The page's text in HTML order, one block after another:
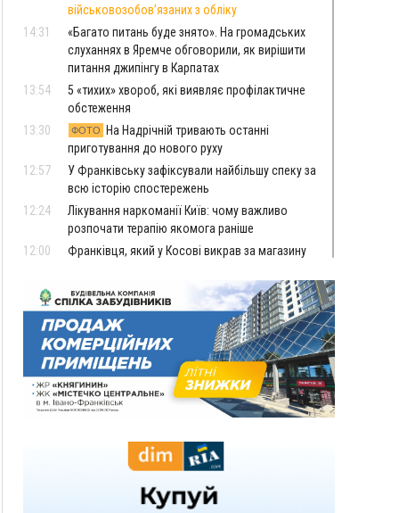
військовозобов’язаних з обліку
14:31
«Багато питань буде знято». На громадських
слуханнях в Яремче обговорили, як вирішити
питання джипінгу в Карпатах
13:54
5 «тихих» хвороб, які виявляє профілактичне
обстеження
13:30
ФОТО
На Надрічній тривають останні
приготування до нового руху
12:57
У Франківську зафіксували найбільшу спеку за
всю історію спостережень
12:24
Лікування наркоманії Київ: чому важливо
розпочати терапію якомога раніше
12:00
Франківця, який у Косові викрав за магазину
11:50
Податкова передасть в Міноборони для
"Оберегу" дані про чоловіків 18–60 років
11:20
Водійка, яку на Сухомлинського побив інший
керманич, відмовилася від обвинувачення —
справу закрили
10:45
У Франківську, Коломиї, Долині та Яремче 6
Змушував надсилати інтимні фото: на
Прикарпатті затримали підозрюваного у
АМКУ розпочав справу проти Гвіздецької